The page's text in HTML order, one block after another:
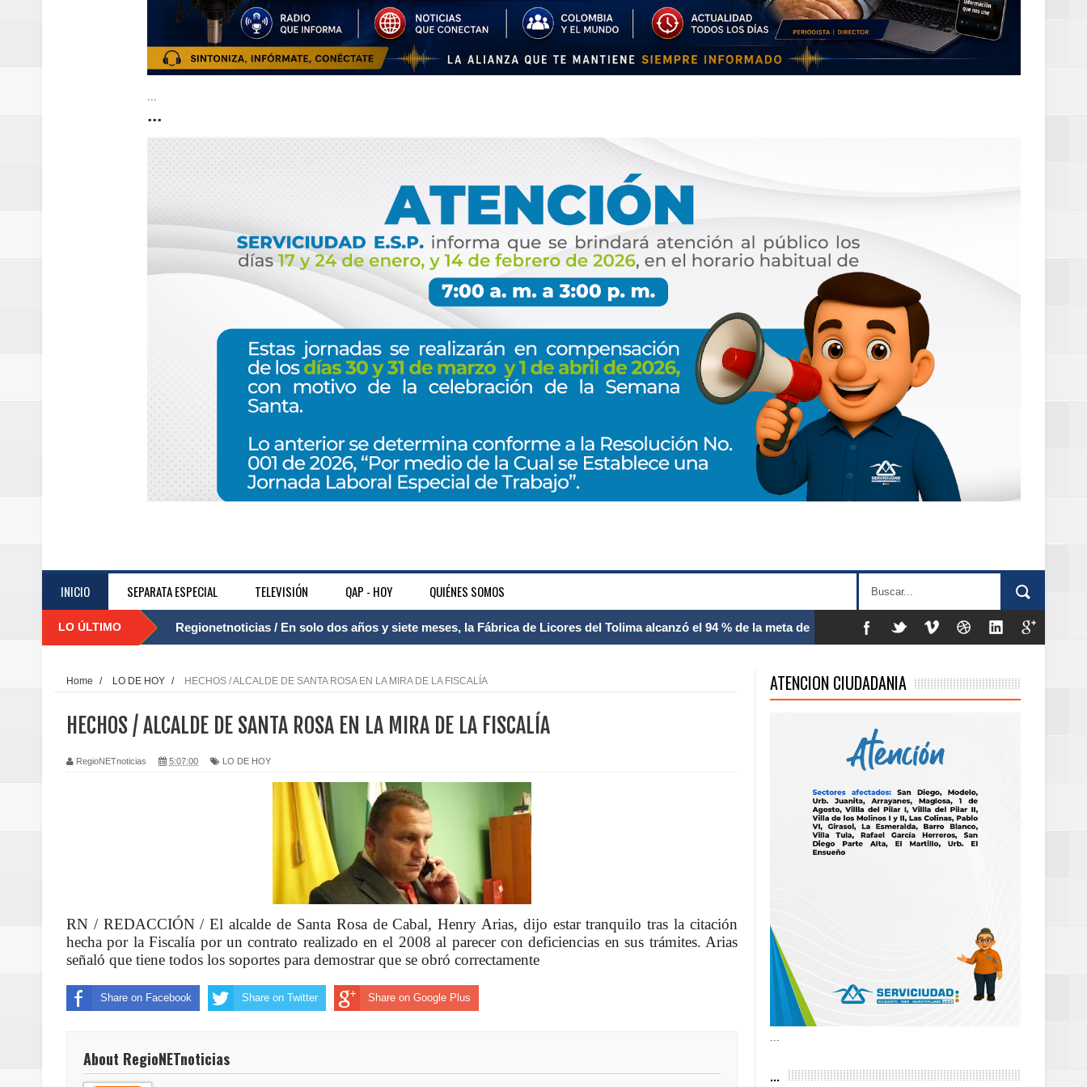
...
...
INICIO SEPARATA ESPECIAL TELEVISIÓN QAP - HOY QUIÉNES SOMOS
LO ÚLTIMO Regionetnoticias / El Aeropuerto Internacional Matecaña fortalece su conectividad con una nueva frecuencia
Regionetnoticias / Caldas fortalece el Mecanismo Articulador Departamental para el abordaje de las violencias
basadas en género
Regionetnoticias / Valle del Cauca tiene listo su plan de seguridad para recibir delegaciones y visitantes por la
posesión presidencial
Regionetnoticias / La Alcaldía de Pereira continúa renovando espacios comunitarios que llevaban décadas sin
atención
Regionetnoticias / Agua potable transforma la vida de 68 estudiantes rurales en Filadelfia gracias al Gobierno de
Caldas
Regionetnoticias / Población vulnerable en Tuluá tendrá comedor comunitario gracias al Galardón de la Mujer
Vallecaucana
Home / LO DE HOY / HECHOS / ALCALDE DE SANTA ROSA EN LA MIRA DE LA FISCALÍA
HECHOS / ALCALDE DE SANTA ROSA EN LA MIRA DE LA FISCALÍA
RegioNETnoticias 5:07:00 LO DE HOY
RN / REDACCIÓN / El alcalde de Santa Rosa de Cabal, Henry Arias, dijo estar tranquilo tras la citación
hecha por la Fiscalía por un contrato realizado en el 2008 al parecer con deficiencias en sus trámites. Arias
señaló que tiene todos los soportes para demostrar que se obró correctamente
Share on Facebook Share on Twitter Share on Google Plus
About RegioNETnoticias
ATENCION CIUDADANIA
...